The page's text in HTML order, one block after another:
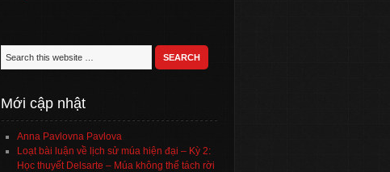
Mới cập nhật
Anna Pavlovna Pavlova
Loạt bài luận về lịch sử múa hiện đại – Kỳ 2:
Học thuyết Delsarte – Múa không thể tách rời